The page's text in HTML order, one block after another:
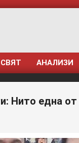
СВЯТ АНАЛИЗИ
Нито една